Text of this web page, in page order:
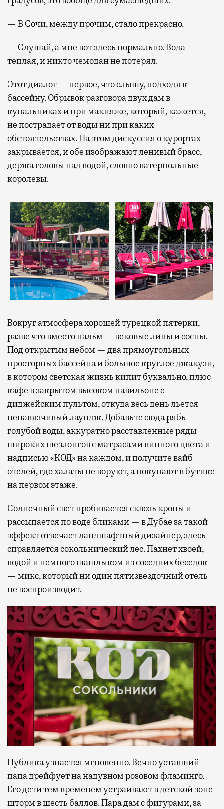
— В Сочи, между прочим, стало прекрасно.
— Слушай, а мне вот здесь нормально. Вода
теплая, и никто чемодан не потерял.
Этот диалог — первое, что слышу, подходя к
бассейну. Обрывок разговора двух дам в
купальниках и при макияже, который, кажется,
не пострадает от воды ни при каких
обстоятельствах. На этом дискуссия о курортах
закрывается, и обе изображают ленивый брасс,
держа головы над водой, словно ватерпольные
королевы.
Вокруг атмосфера хорошей турецкой пятерки,
разве что вместо пальм — вековые липы и сосны.
Под открытым небом — два прямоугольных
просторных бассейна и большое круглое джакузи,
в котором светская жизнь кипит буквально, плюс
кафе в закрытом высоком павильоне с
диджейским пультом, откуда весь день льется
ненавязчивый лаундж. Добавьте сюда рябь
голубой воды, аккуратно расставленные ряды
широких шезлонгов с матрасами винного цвета и
надписью «КОД» на каждом, и получите вайб
отелей, где халаты не воруют, а покупают в бутике
на первом этаже.
Солнечный свет пробивается сквозь кроны и
рассыпается по воде бликами — в Дубае за такой
эффект отвечает ландшафтный дизайнер, здесь
справляется сокольнический лес. Пахнет хвоей,
водой и немного шашлыком из соседних беседок
— микс, который ни один пятизвездочный отель
не воспроизводит.
Публика узнается мгновенно. Вечно уставший
папа дрейфует на надувном розовом фламинго.
Его дети тем временем устраивают в детской зоне
шторм в шесть баллов. Пара дам с фигурами, за